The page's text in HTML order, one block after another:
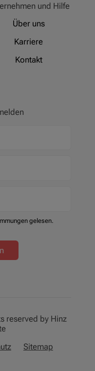
und Hilfe
Über uns
Karriere
Kontakt
gelesen.
reserved by Hinz
Sitemap